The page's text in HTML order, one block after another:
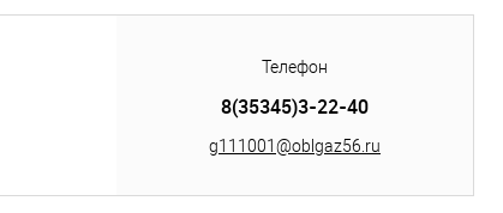
Телефон
8(35345)3-22-40
g111001@oblgaz56.ru